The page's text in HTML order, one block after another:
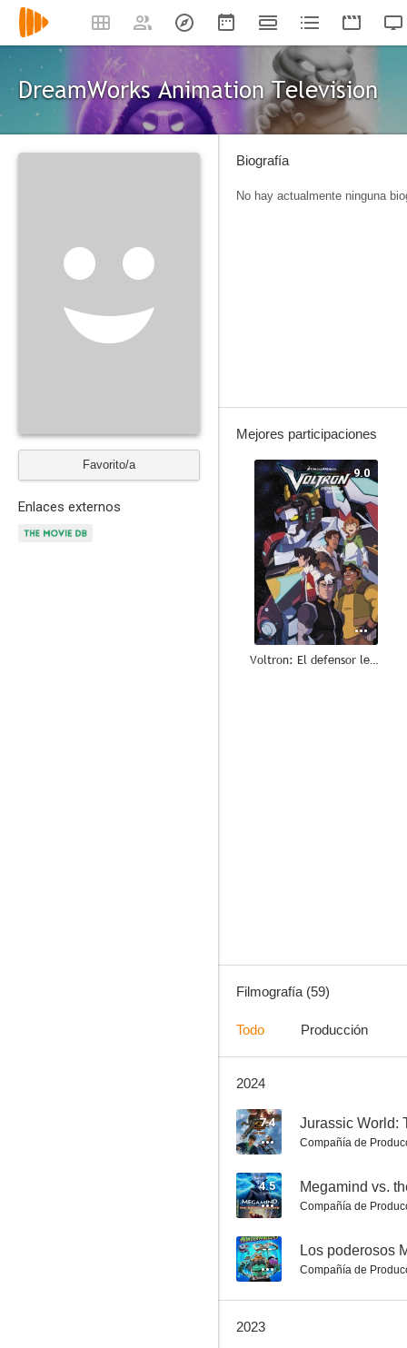
DreamWorks Animation Television
Favorito/a
Enlaces externos
Biografía
No hay actualmente ninguna
Mejores participaciones
9.0
Voltron: El defensor legendario
10
Turbo: FAST
Filmografía (59)
Todo Producción
2024
7.4
Compañía de
4.5 Megamind vs.
Compañía de
-- Los poderosos
Compañía de
2023